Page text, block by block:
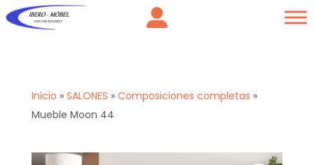
Inicio » SALONES » Composiciones completas »
Mueble Moon 44